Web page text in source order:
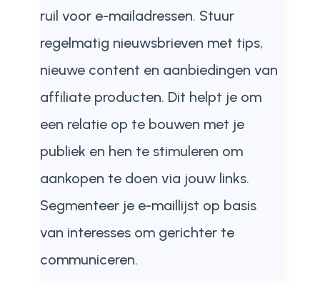
ruil voor e-mailadressen. Stuur
regelmatig nieuwsbrieven met tips,
nieuwe content en aanbiedingen van
affiliate producten. Dit helpt je om
een relatie op te bouwen met je
publiek en hen te stimuleren om
aankopen te doen via jouw links.
Segmenteer je e-maillijst op basis
van interesses om gerichter te
communiceren.